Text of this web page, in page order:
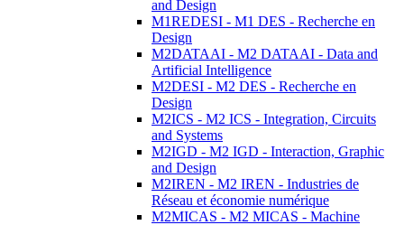
and Design
M1REDESI - M1 DES - Recherche en
Design
M2DATAAI - M2 DATAAI - Data and
Artificial Intelligence
M2DESI - M2 DES - Recherche en
Design
M2ICS - M2 ICS - Integration, Circuits
and Systems
M2IGD - M2 IGD - Interaction, Graphic
and Design
M2IREN - M2 IREN - Industries de
Réseau et économie numérique
M2MICAS - M2 MICAS - Machine